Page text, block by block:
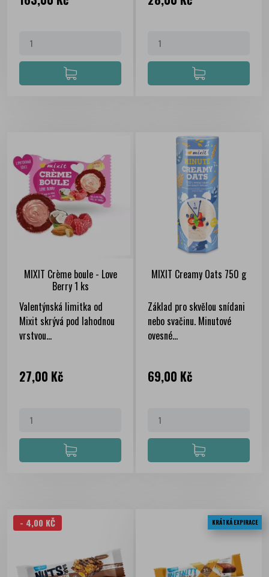
MIXIT Crème boule - Love
Berry 1 ks
Valentýnská limitka od
Mixit skrývá pod lahodnou
vrstvou...
Cena
27,00 Kč
MIXIT Creamy Oats 750 g
Základ pro skvělou snídani
nebo svačinu. Minutové
ovesné...
Cena
69,00 Kč
- 4,00 KČ KRÁTKÁ EXPIRACE